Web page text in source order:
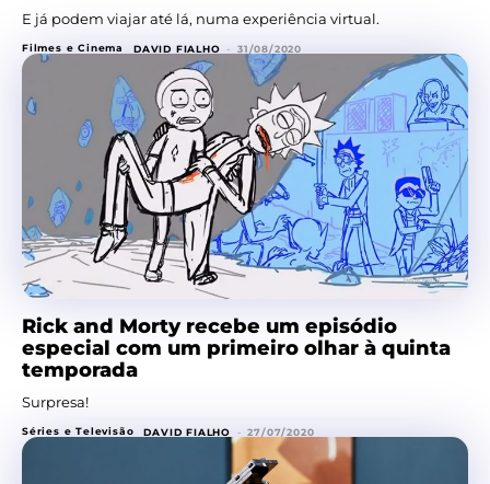
E já podem viajar até lá, numa experiência virtual.
Filmes e Cinema DAVID FIALHO - 31/08/2020
Rick and Morty recebe um episódio
especial com um primeiro olhar à quinta
temporada
Surpresa!
Séries e Televisão DAVID FIALHO - 27/07/2020